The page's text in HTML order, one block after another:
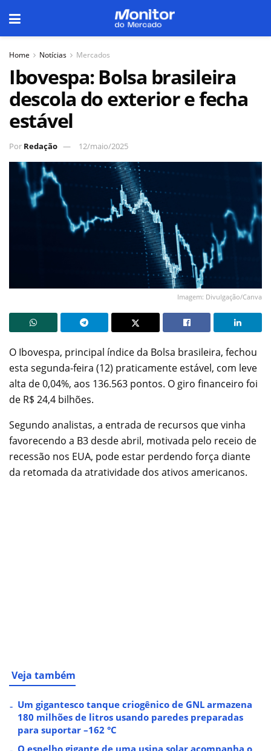
Home Notícias Mercados
Ibovespa: Bolsa brasileira
descola do exterior e fecha
estável
Por Redação 12/maio/2025
Imagem: Divulgação/Canva
O Ibovespa, principal índice da Bolsa brasileira, fechou
esta segunda-feira (12) praticamente estável, com leve
alta de 0,04%, aos 136.563 pontos. O giro financeiro foi
de R$ 24,4 bilhões.
Segundo analistas, a entrada de recursos que vinha
favorecendo a B3 desde abril, motivada pelo receio de
recessão nos EUA, pode estar perdendo força diante
da retomada da atratividade dos ativos americanos.
Veja também
Um gigantesco tanque criogênico de GNL armazena
180 milhões de litros usando paredes preparadas
para suportar –162 °C
O espelho gigante de uma usina solar acompanha o